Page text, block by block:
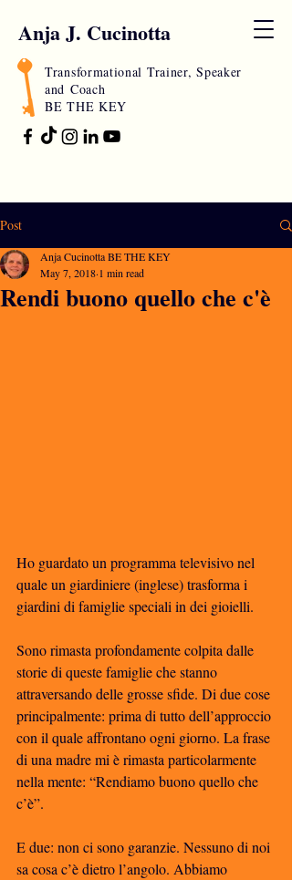
Anja J. Cucinotta
Transformational Trainer, Speaker
and Coach
BE THE KEY
Post
Rendi buono quello che c'è
Anja Cucinotta BE THE KEY
May 7, 2018 1 min read
Ho guardato un programma televisivo nel
quale un giardiniere (inglese) trasforma i
giardini di famiglie speciali in dei gioielli.
Sono rimasta profondamente colpita dalle
storie di queste famiglie che stanno
attraversando delle grosse sfide. Di due cose
principalmente: prima di tutto dell’approccio
con il quale affrontano ogni giorno. La frase
di una madre mi è rimasta particolarmente
nella mente: “Rendiamo buono quello che
c’è”.
E due: non ci sono garanzie. Nessuno di noi
sa cosa c’è dietro l’angolo. Abbiamo